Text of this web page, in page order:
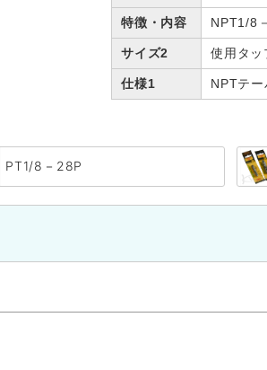
特徴・内容 NPT1/8
サイズ2 使用タ
仕様1 NPTテー
PT1/8－28P